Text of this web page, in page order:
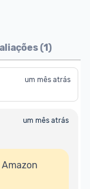
(1)
um mês atrás
um mês atrás